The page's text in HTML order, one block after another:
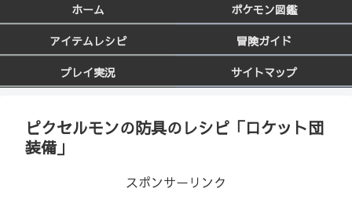
ホーム
ポケモン図鑑
アイテムレシピ
冒険ガイド
プレイ実況
サイトマップ
ピクセルモンの防具のレシピ「ロケット団
装備」
スポンサーリンク